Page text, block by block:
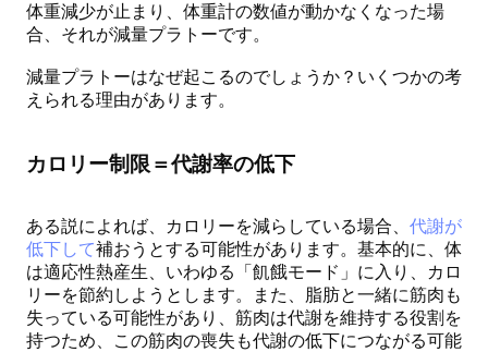
体重減少が止まり、体重計の数値が動かなくなった場
合、それが減量プラトーです。
減量プラトーはなぜ起こるのでしょうか？いくつかの考
えられる理由があります。
カロリー制限＝代謝率の低下
ある説によれば、カロリーを減らしている場合、 代謝が
低下して補おうとする可能性があります。基本的に、体
は適応性熱産生、いわゆる「飢餓モード」に入り、カロ
リーを節約しようとします。また、脂肪と一緒に筋肉も
失っている可能性があり、筋肉は代謝を維持する役割を
持つため、この筋肉の喪失も代謝の低下につながる可能